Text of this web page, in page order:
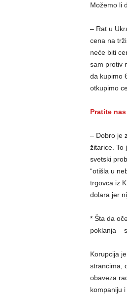
Možemo li
– Rat u
cena na
neće biti
sam protiv
da kupimo
otkupimo
Pratite
– Dobro je
žitarice. To
svetski
“otišla u
trgovca iz
dolara jer
* Šta da
poklanja –
Korupcija
strancima,
obaveza
kompaniju